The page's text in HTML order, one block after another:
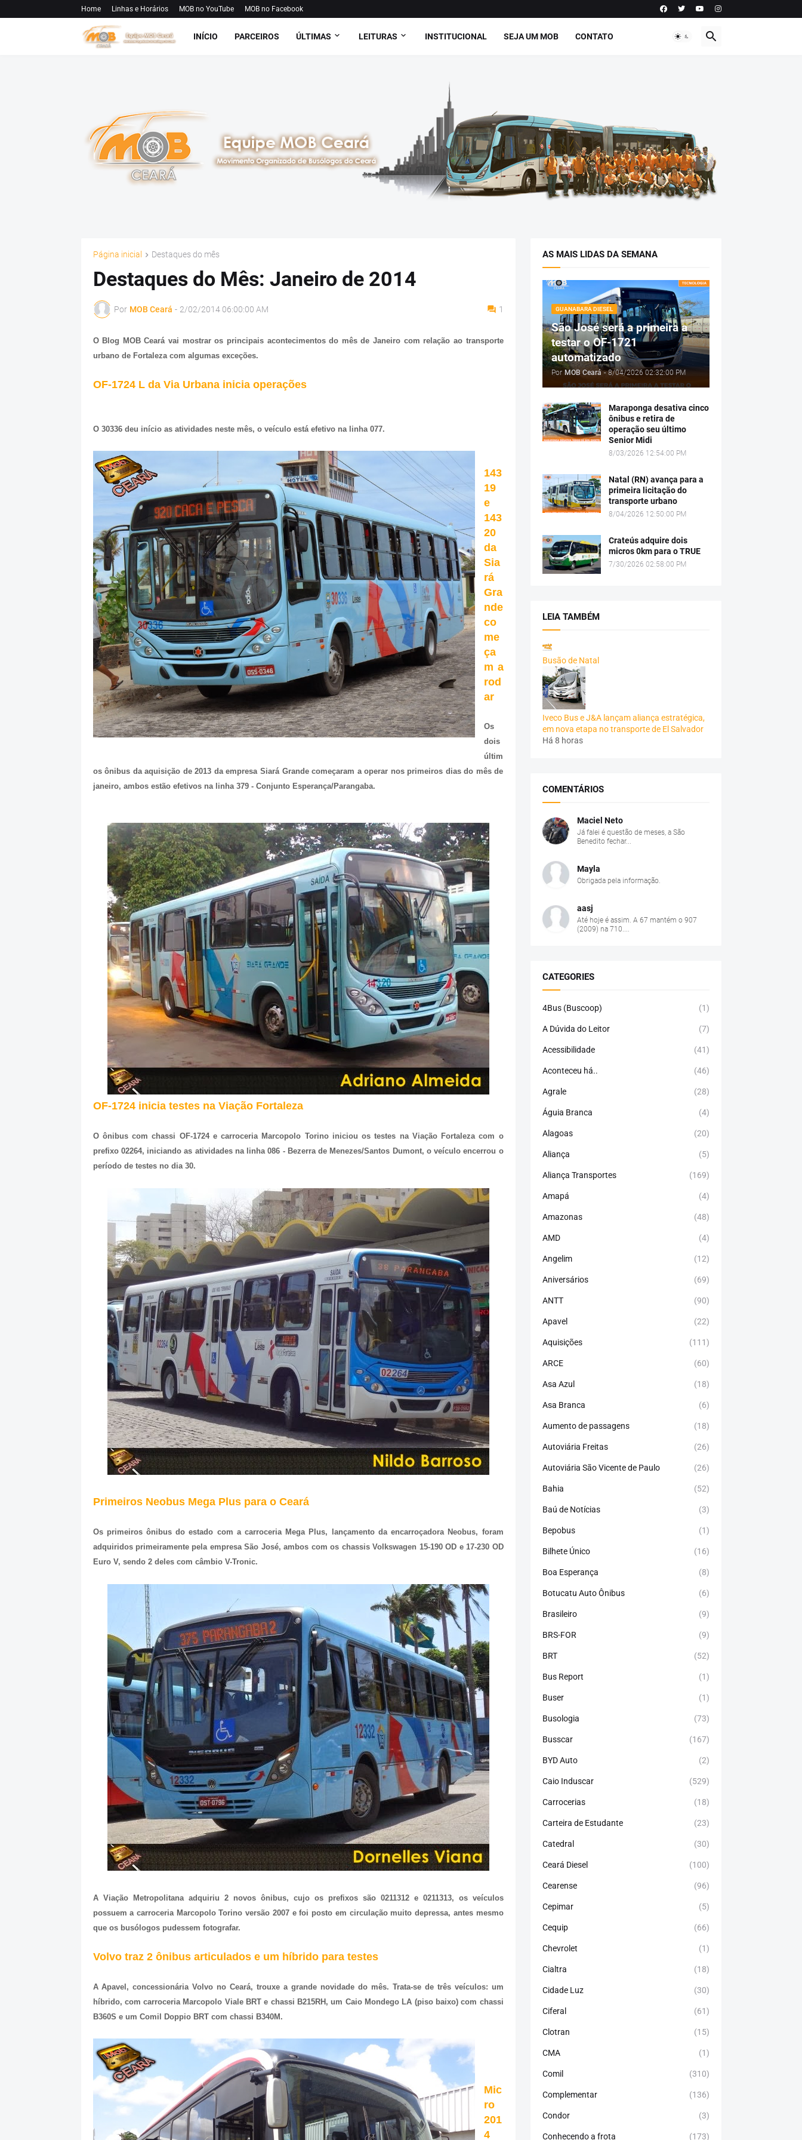
Home Linhas e Horários MOB no YouTube MOB no Facebook
INÍCIO PARCEIROS ÚLTIMAS LEITURAS INSTITUCIONAL SEJA UM MOB CONTATO
Página inicial Destaques do mês
Destaques do Mês: Janeiro de 2014
Por MOB Ceará - 2/02/2014 06:00:00 AM 1
O Blog MOB Ceará vai mostrar os principais acontecimentos do mês de Janeiro com relação ao transporte
urbano de Fortaleza com algumas exceções.
OF-1724 L da Via Urbana inicia operações
O 30336 deu início as atividades neste mês, o veículo está efetivo na linha 077.
143
19
e
143
20
da
Sia
rá
Gra
nde
co
me
ça
m a
rod
ar
Os
dois
últim
os ônibus da aquisição de 2013 da empresa Siará Grande começaram a operar nos primeiros dias do mês de
janeiro, ambos estão efetivos na linha 379 - Conjunto Esperança/Parangaba.
OF-1724 inicia testes na Viação Fortaleza
O ônibus com chassi OF-1724 e carroceria Marcopolo Torino iniciou os testes na Viação Fortaleza com o
prefixo 02264, iniciando as atividades na linha 086 - Bezerra de Menezes/Santos Dumont, o veículo encerrou o
período de testes no dia 30.
Primeiros Neobus Mega Plus para o Ceará
Os primeiros ônibus do estado com a carroceria Mega Plus, lançamento da encarroçadora Neobus, foram
adquiridos primeiramente pela empresa São José, ambos com os chassis Volkswagen 15-190 OD e 17-230 OD
Euro V, sendo 2 deles com câmbio V-Tronic.
A Viação Metropolitana adquiriu 2 novos ônibus, cujo os prefixos são 0211312 e 0211313, os veículos
possuem a carroceria Marcopolo Torino versão 2007 e foi posto em circulação muito depressa, antes mesmo
que os busólogos pudessem fotografar.
Volvo traz 2 ônibus articulados e um híbrido para testes
A Apavel, concessionária Volvo no Ceará, trouxe a grande novidade do mês. Trata-se de três veículos: um
híbrido, com carroceria Marcopolo Viale BRT e chassi B215RH, um Caio Mondego LA (piso baixo) com chassi
B360S e um Comil Doppio BRT com chassi B340M.
Mic
ro
201
4
AS MAIS LIDAS DA SEMANA
GUANABARA DIESEL
São José será a primeira a
testar o OF-1721
automatizado
Por MOB Ceará - 8/04/2026 02:32:00 PM
Maraponga desativa cinco
ônibus e retira de
operação seu último
Senior Midi
8/03/2026 12:54:00 PM
Natal (RN) avança para a
primeira licitação do
transporte urbano
8/04/2026 12:50:00 PM
Crateús adquire dois
micros 0km para o TRUE
7/30/2026 02:58:00 PM
LEIA TAMBÉM
Busão de Natal
Iveco Bus e J&A lançam aliança estratégica,
em nova etapa no transporte de El Salvador
Há 8 horas
COMENTÁRIOS
Maciel Neto
Já falei é questão de meses, a São
Benedito fechar...
Mayla
Obrigada pela informação.
aasj
Até hoje é assim. A 67 mantém o 907
(2009) na 710....
CATEGORIES
4Bus (Buscoop) (1)
A Dúvida do Leitor (7)
Acessibilidade (41)
Aconteceu há.. (46)
Agrale (28)
Águia Branca (4)
Alagoas (20)
Aliança (5)
Aliança Transportes (169)
Amapá (4)
Amazonas (48)
AMD (4)
Angelim (12)
Aniversários (69)
ANTT (90)
Apavel (22)
Aquisições (111)
ARCE (60)
Asa Azul (18)
Asa Branca (6)
Aumento de passagens (18)
Autoviária Freitas (26)
Autoviária São Vicente de Paulo (26)
Bahia (52)
Baú de Notícias (3)
Bepobus (1)
Bilhete Único (16)
Boa Esperança (8)
Botucatu Auto Ônibus (6)
Brasileiro (9)
BRS-FOR (9)
BRT (52)
Bus Report (1)
Buser (1)
Busologia (73)
Busscar (167)
BYD Auto (2)
Caio Induscar (529)
Carrocerias (18)
Carteira de Estudante (23)
Catedral (30)
Ceará Diesel (100)
Cearense (96)
Cepimar (5)
Cequip (66)
Chevrolet (1)
Cialtra (18)
Cidade Luz (30)
Ciferal (61)
Clotran (15)
CMA (1)
Comil (310)
Complementar (136)
Condor (3)
Conhecendo a frota (173)